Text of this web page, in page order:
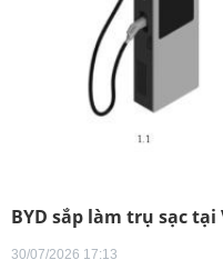
BYD sắp làm trụ sạc tại
30/07/2026 17:13